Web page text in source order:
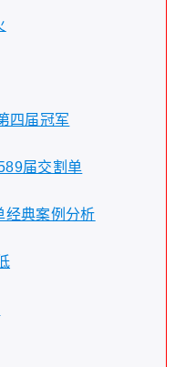
四届冠军
届交割单
经典案例分析